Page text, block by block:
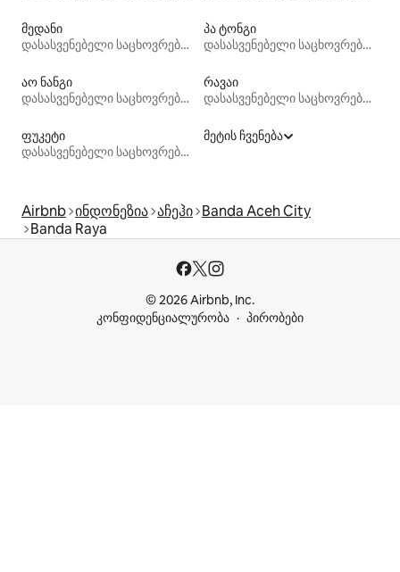
მედანი
დასასვენებელი საცხოვრებლები
პა ტონგი
დასასვენებელი საცხოვრებლები
აო ნანგი
დასასვენებელი საცხოვრებლები
რავაი
დასასვენებელი საცხოვრებლები
ფუკეტი
დასასვენებელი საცხოვრებლები
მეტის ჩვენება
Airbnb ინდონეზია აჩეჰი Banda Aceh City
Banda Raya
© 2026 Airbnb, Inc.
კონფიდენციალურობა
პირობები